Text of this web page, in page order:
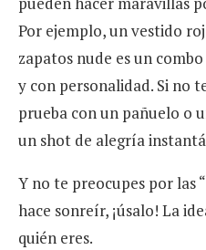
Por ejemplo, un vestido
zapatos nude es un
y con personalidad. Si no
prueba con un pañuelo o
un shot de alegría
Y no te preocupes por las
hace sonreír, ¡úsalo! La
quién eres.